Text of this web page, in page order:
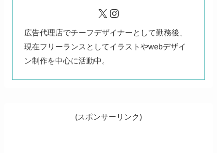
X Instagram
広告代理店でチーフデザイナーとして勤務後、
現在フリーランスとしてイラストやwebデザイ
ン制作を中心に活動中。
(スポンサーリンク)